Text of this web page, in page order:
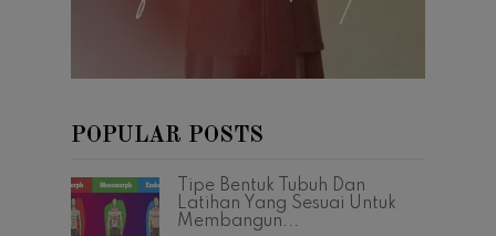
POPULAR POSTS
Tipe Bentuk Tubuh Dan
Latihan Yang Sesuai Untuk
Membangun...